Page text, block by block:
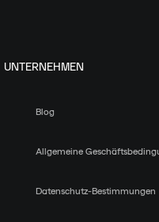
UNTERNEHMEN
Blog
Allgemeine
Datenschutz-Bestimmungen